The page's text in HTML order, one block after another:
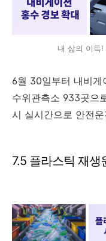
내 삶의 이득
6월 30일부터 내비게
수위관측소 933곳으
시 실시간으로 안전
7.5 플라스틱 재생